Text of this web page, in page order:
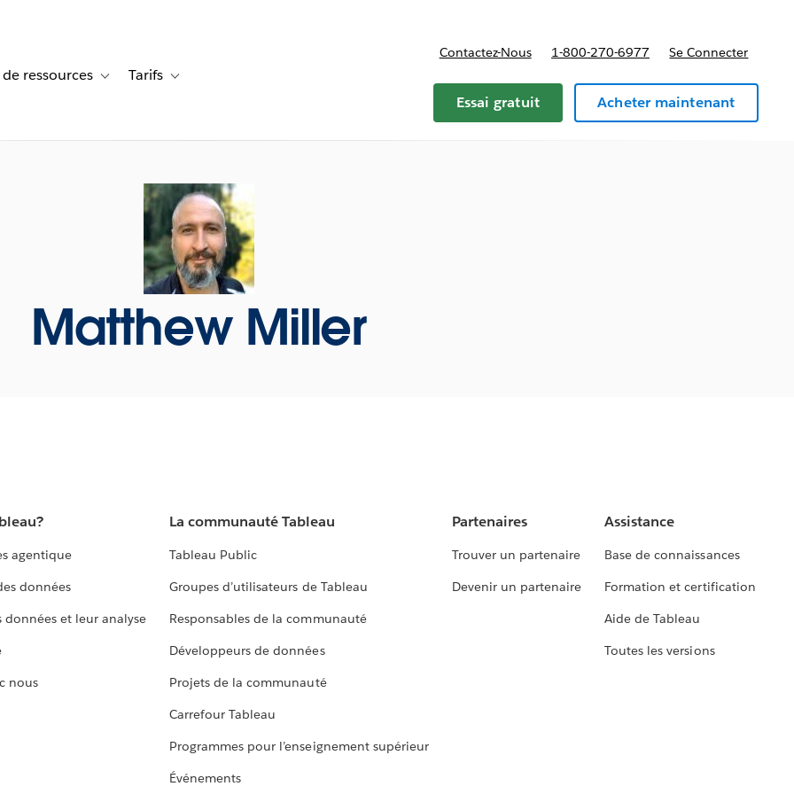
de cas for Solutions
ressources Toggle sub-navigation for Centre de ressources
Tarifs Toggle sub-navigation for Tarifs
Contactez-Nous 1-800-270-6977 Se Connecter
Essai gratuit Acheter maintenant
Matthew Miller
agentique
données
et leur analyse
nous
La communauté Tableau
Tableau Public
Groupes d’utilisateurs de Tableau
Responsables de la communauté
Développeurs de données
Projets de la communauté
Carrefour Tableau
Programmes pour l’enseignement supérieur
Événements
Partenaires
Trouver un partenaire
Devenir un partenaire
Assistance
Base de connaissances
Formation et certification
Aide de Tableau
Toutes les versions